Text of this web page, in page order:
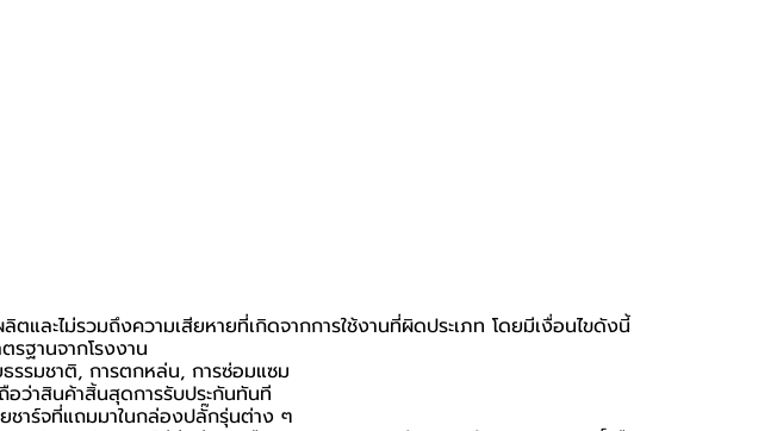
ละไม่รวมถึงความเสียหายที่เกิดจากการใช้งานที่ผิดประเภท โดยมีเงื่อนไขดังนี้
ฐานจากโรงงาน
รรมชาติ, การตกหล่น, การซ่อมแซม
ว่าสินค้าสิ้นสุดการรับประกันทันที
าร์จที่แถมมาในกล่องปลั๊กรุ่นต่าง ๆ